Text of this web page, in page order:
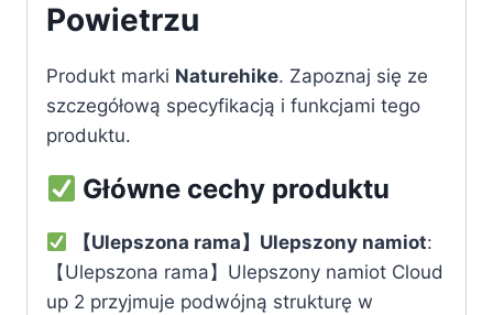
Powietrzu
Produkt marki Naturehike. Zapoznaj się ze
szczegółową specyfikacją i funkcjami tego
produktu.
Główne cechy produktu
【Ulepszona rama】Ulepszony namiot:
【Ulepszona rama】Ulepszony namiot Cloud
up 2 przyjmuje podwójną strukturę w